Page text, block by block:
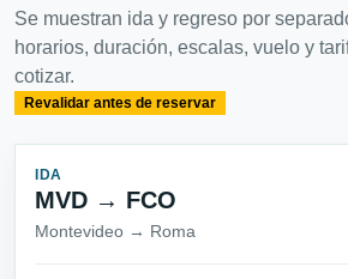
Se muestran ida y regreso por
horarios, duración, escalas, vuelo y
cotizar.
Revalidar antes de reservar
IDA
MVD → FCO
Montevideo → Roma